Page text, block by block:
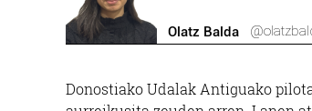
Olatz Balda
Donostiako Udalak Antiguako